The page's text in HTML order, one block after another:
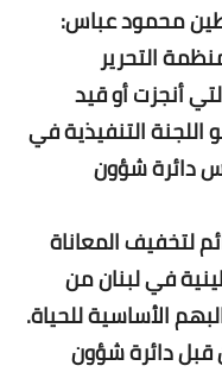
محمود عباس:
التحرير
أنجزت أو قيد
اللجنة التنفيذية في
دائرة شؤون
لتخفيف المعاناة
في لبنان من
الأساسية للحياة.
قبل دائرة شؤون